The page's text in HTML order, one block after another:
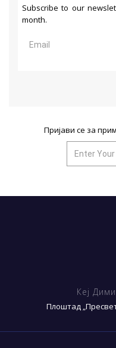
Subscribe to our
month.
Пријави се за
Кеј
Плоштад